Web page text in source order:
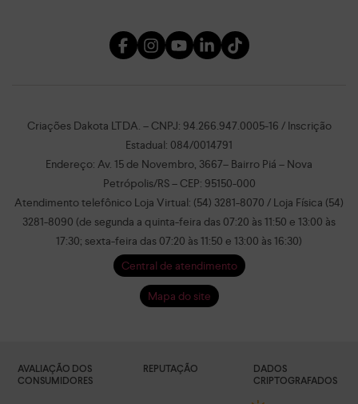
Criações Dakota LTDA. – CNPJ: 94.266.947.0005-16 / Inscrição
Estadual: 084/0014791
Endereço: Av. 15 de Novembro, 3667– Bairro Piá – Nova
Petrópolis/RS – CEP: 95150-000
Atendimento telefônico Loja Virtual: (54) 3281-8070 / Loja Física (54)
3281-8090 (de segunda a quinta-feira das 07:20 às 11:50 e 13:00 às
17:30; sexta-feira das 07:20 às 11:50 e 13:00 às 16:30)
Central de atendimento
Mapa do site
AVALIAÇÃO DOS
CONSUMIDORES
REPUTAÇÃO
DADOS
CRIPTOGRAFADOS